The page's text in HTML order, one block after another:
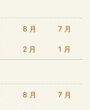
8 月 7 月
2 月 1 月
8 月 7 月